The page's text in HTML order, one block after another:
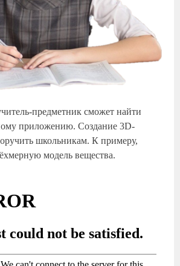
предметник сможет найти
приложению. Создание 3D-
школьникам. К примеру,
модель вещества.